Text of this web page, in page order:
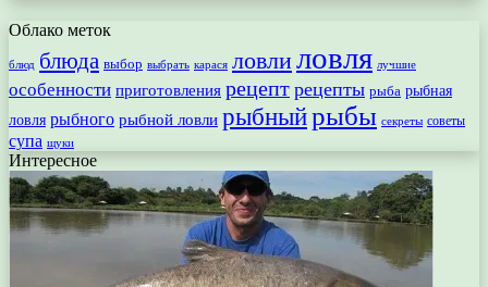
Облако меток
блюд блюда выбор выбрать карася ловлиловля лучшие
особенности приготовления рецепт рецепты рыба рыбная
ловля рыбного рыбной ловли рыбныйрыбы секреты советы
супа щуки
Интересное